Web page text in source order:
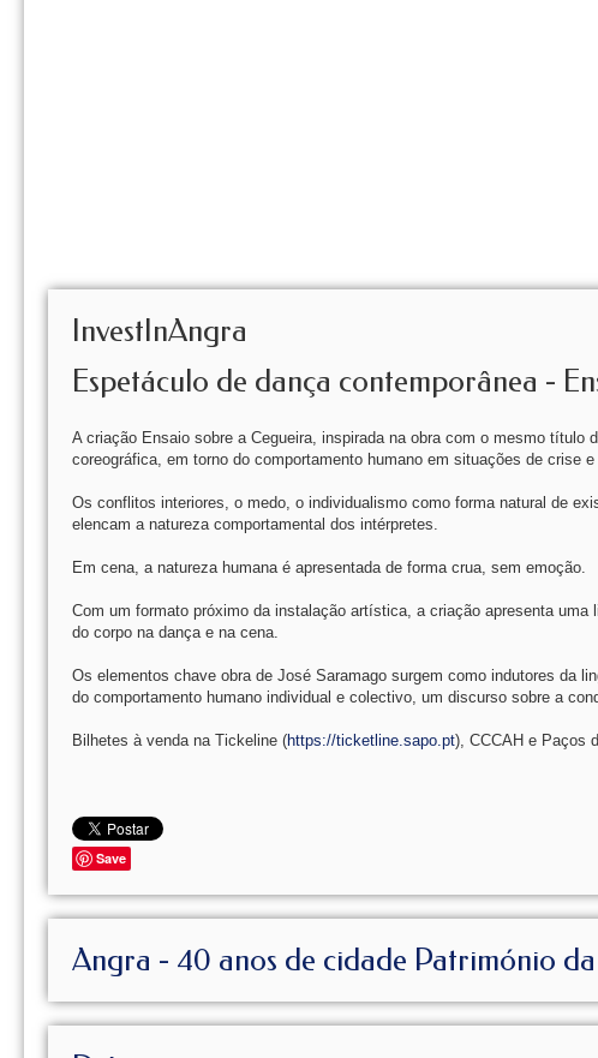
InvestInAngra
Espetáculo de dança contemporânea -
A criação Ensaio sobre a Cegueira, inspirada na obra com o mesmo
coreográfica, em torno do comportamento humano em situações de crise
Os conflitos interiores, o medo, o individualismo como forma natural de
elencam a natureza comportamental dos intérpretes.
Em cena, a natureza humana é apresentada de forma crua, sem emoção.
Com um formato próximo da instalação artística, a criação apresenta
do corpo na dança e na cena.
Os elementos chave obra de José Saramago surgem como indutores da
do comportamento humano individual e colectivo, um discurso sobre a
Bilhetes à venda na Tickeline (https://ticketline.sapo.pt), CCCAH e Paços
Save
Angra - 40 anos de cidade Património da